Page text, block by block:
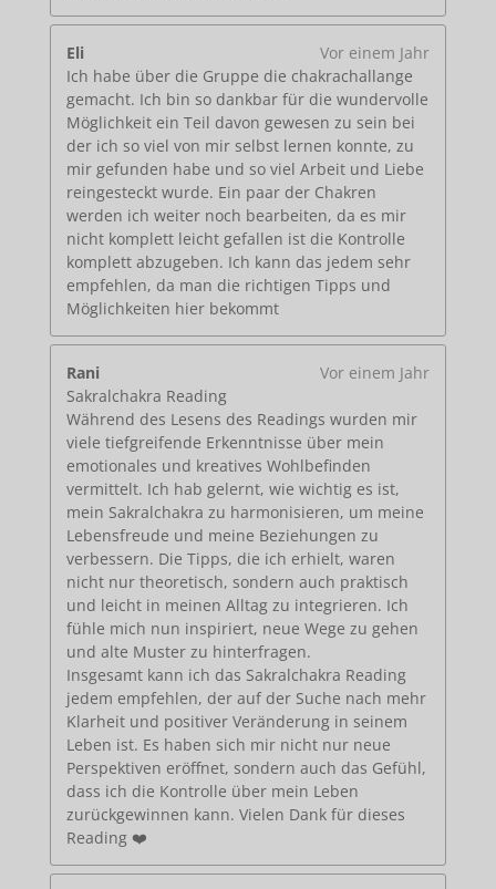
Eli
Vor einem Jahr
Ich habe über die Gruppe die chakrachallange
gemacht. Ich bin so dankbar für die wundervolle
Möglichkeit ein Teil davon gewesen zu sein bei
der ich so viel von mir selbst lernen konnte, zu
mir gefunden habe und so viel Arbeit und Liebe
reingesteckt wurde. Ein paar der Chakren
werden ich weiter noch bearbeiten, da es mir
nicht komplett leicht gefallen ist die Kontrolle
komplett abzugeben. Ich kann das jedem sehr
empfehlen, da man die richtigen Tipps und
Möglichkeiten hier bekommt
Rani
Vor einem Jahr
Sakralchakra Reading
Während des Lesens des Readings wurden mir
viele tiefgreifende Erkenntnisse über mein
emotionales und kreatives Wohlbefinden
vermittelt. Ich hab gelernt, wie wichtig es ist,
mein Sakralchakra zu harmonisieren, um meine
Lebensfreude und meine Beziehungen zu
verbessern. Die Tipps, die ich erhielt, waren
nicht nur theoretisch, sondern auch praktisch
und leicht in meinen Alltag zu integrieren. Ich
fühle mich nun inspiriert, neue Wege zu gehen
und alte Muster zu hinterfragen.
Insgesamt kann ich das Sakralchakra Reading
jedem empfehlen, der auf der Suche nach mehr
Klarheit und positiver Veränderung in seinem
Leben ist. Es haben sich mir nicht nur neue
Perspektiven eröffnet, sondern auch das Gefühl,
dass ich die Kontrolle über mein Leben
zurückgewinnen kann. Vielen Dank für dieses
Reading ❤️